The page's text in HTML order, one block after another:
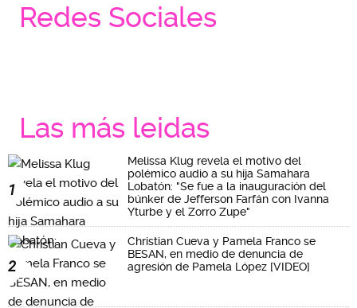
Redes Sociales
Las más leidas
1
Melissa Klug revela el motivo del
polémico audio a su hija Samahara
Lobatón: "Se fue a la inauguración del
búnker de Jefferson Farfán con Ivanna
Yturbe y el Zorro Zupe"
2
Christian Cueva y Pamela Franco se
BESAN, en medio de denuncia de
agresión de Pamela López [VIDEO]